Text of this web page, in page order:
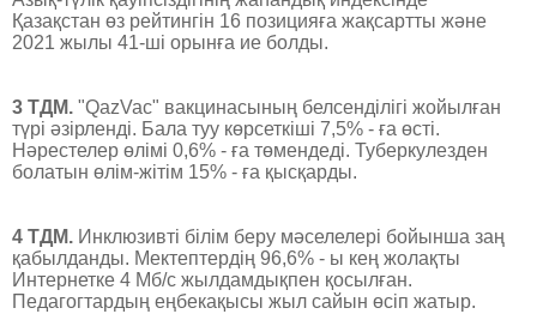
Қазақстан өз рейтингін 16 позицияға жақсартты және
2021 жылы 41-ші орынға ие болды.
3 ТДМ. "QazVac" вакцинасының белсенділігі жойылған
түрі әзірленді. Бала туу көрсеткіші 7,5% - ға өсті.
Нәрестелер өлімі 0,6% - ға төмендеді. Туберкулезден
болатын өлім-жітім 15% - ға қысқарды.
4 ТДМ. Инклюзивті білім беру мәселелері бойынша заң
қабылданды. Мектептердің 96,6% - ы кең жолақты
Интернетке 4 Мб/с жылдамдықпен қосылған.
Педагогтардың еңбекақысы жыл сайын өсіп жатыр.